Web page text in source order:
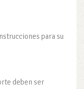
para su
deben ser